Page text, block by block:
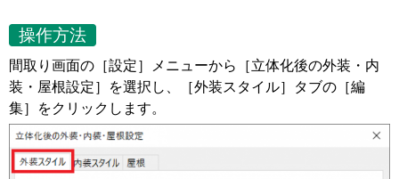
操作方法
間取り画面の［設定］メニューから［立体化後の外装・内
装・屋根設定］を選択し、［外装スタイル］タブの［編
集］をクリックします。